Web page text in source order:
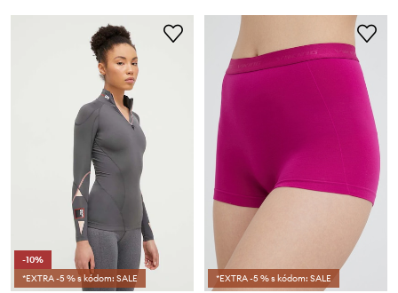
-10%
*EXTRA -5 % s kódom: SALE
*EXTRA -5 % s kódom: SALE